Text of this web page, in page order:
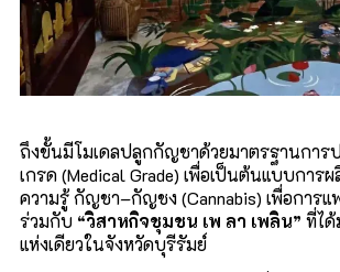
ถึงขั้นมีโมเดลปลูกกัญชาด้วยมาตรฐานการ
เกรด (Medical Grade) เพื่อเป็นต้นแบบการผ
ความรู้ กัญชา–กัญชง(Cannabis) เพื่อการแ
ร่วมกับ “วิสาหกิจชุมชน เพ ลา เพลิน” ที่ไ
แห่งเดียวในจังหวัดบุรีรัมย์